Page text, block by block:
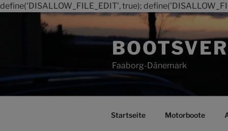
define('DISALLOW_FILE_EDIT', true);
Faaborg-Dänemark
Startseite Motorboote